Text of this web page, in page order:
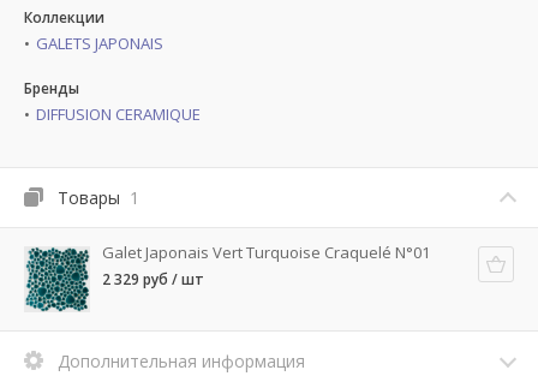
Коллекции
GALETS JAPONAIS
Бренды
DIFFUSION CERAMIQUE
Товары 1
Galet Japonais Vert Turquoise Craquelé N°01
2 329 руб / шт
Дополнительная информация